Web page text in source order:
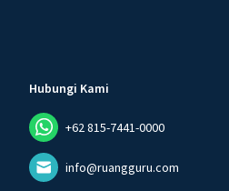
Hubungi Kami
+62 815-7441-0000
info@ruangguru.com